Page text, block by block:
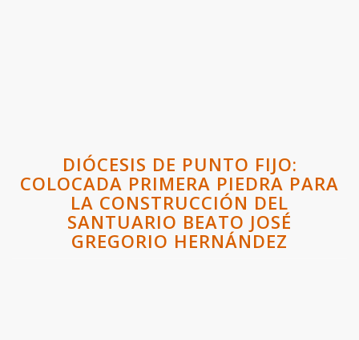
DIÓCESIS DE PUNTO FIJO:
COLOCADA PRIMERA PIEDRA PARA
LA CONSTRUCCIÓN DEL
SANTUARIO BEATO JOSÉ
GREGORIO HERNÁNDEZ